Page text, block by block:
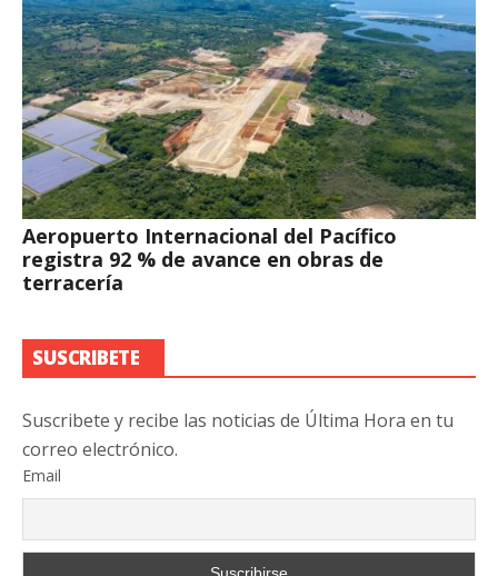
Aeropuerto Internacional del Pacífico
registra 92 % de avance en obras de
terracería
SUSCRIBETE
Suscribete y recibe las noticias de Última Hora en tu
correo electrónico.
Email